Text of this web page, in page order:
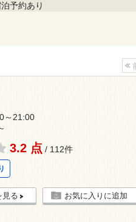
予約あり
～21:00
3.2 点 / 112件
見る お気に入りに追加